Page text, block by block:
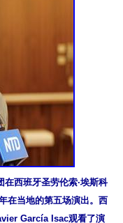
西班牙圣劳伦索∙埃斯科
在当地的第五场演出。西
García Isac观看了演